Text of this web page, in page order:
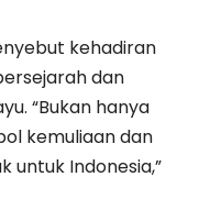
kehadiran
dan
“Bukan hanya
kemuliaan dan
untuk Indonesia,”